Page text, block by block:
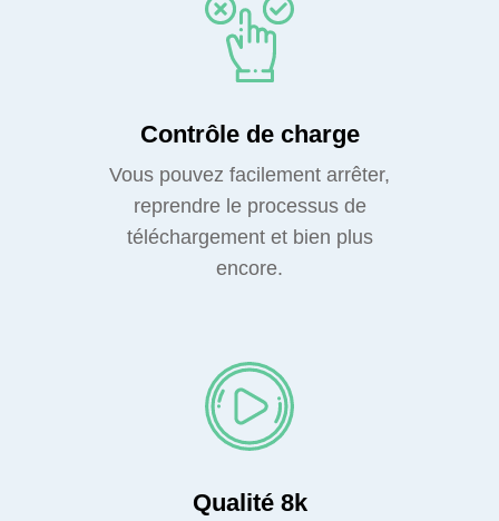
Contrôle de charge
Vous pouvez facilement arrêter,
reprendre le processus de
téléchargement et bien plus
encore.
Qualité 8k